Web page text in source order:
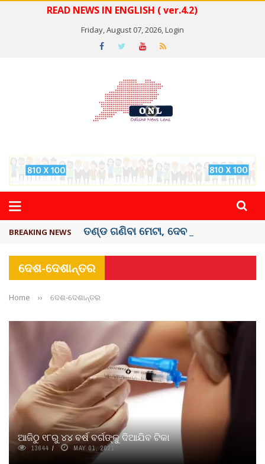
READ NEWS IN ENGLISH ( ver.4.2)
Friday, August 07, 2026,Login
BREAKING NEWS ତଣ୍ଡ ଗଣିବା ମେଟା, ଦେବ ୫ ହଜାର କୋଟିର
ଦେଶ-ଦେଶାନ୍ତର
Home ›› ଦେଶ-ଦେଶାନ୍ତର
ଆଜିଠୁ ୧୮ରୁ ୪୪ ବର୍ଷ ବର୍ଗଙ୍କୁ ଦିଆଯିବ ଟିକା
13644 MAY 01, 2021